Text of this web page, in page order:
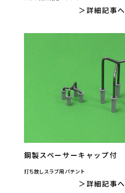
詳細記事へ
鋼製スペーサーキャップ付
打ち放しスラブ用 パテント
詳細記事へ